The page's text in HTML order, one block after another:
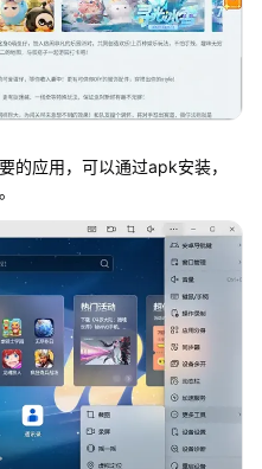
的应用，可以通过apk安装，